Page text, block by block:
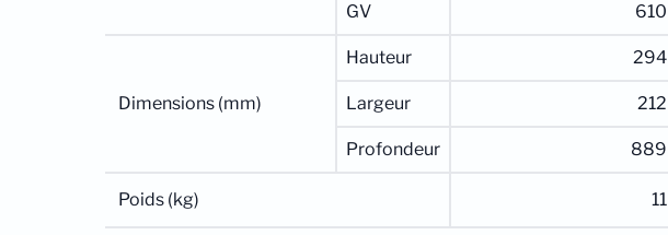
GV 610
Dimensions (mm)
Hauteur 294
Largeur 212
Profondeur 889
Poids (kg) 11